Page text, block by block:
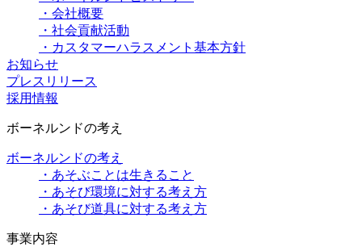
・会社概要
・社会貢献活動
・カスタマーハラスメント基本方針
お知らせ
プレスリリース
採用情報
ボーネルンドの考え
ボーネルンドの考え
・あそぶことは生きること
・あそび環境に対する考え方
・あそび道具に対する考え方
事業内容